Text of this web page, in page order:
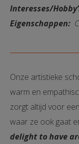
Interesses/
Eigenschappen:
Onze artistieke
warm en
zorgt altijd voor
waar ze ook gaat
delight to have